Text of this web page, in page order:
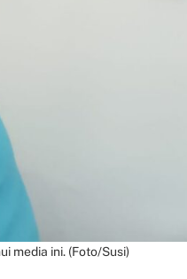
media ini. (Foto/Susi)